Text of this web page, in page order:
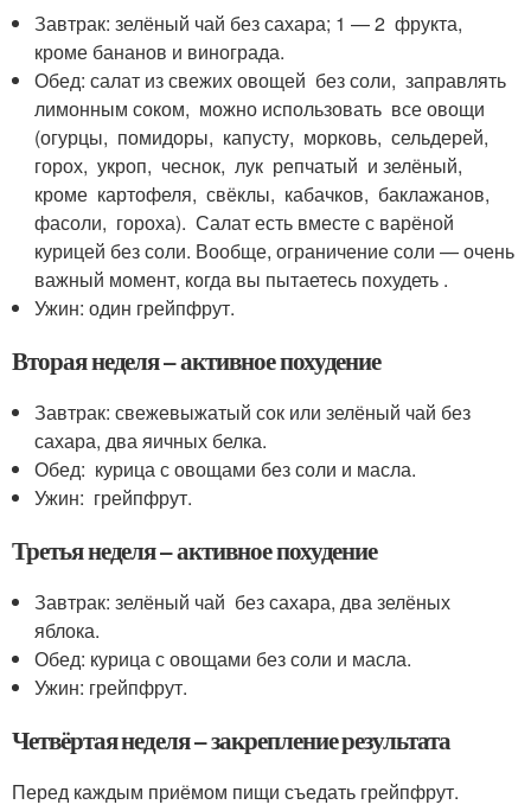
Завтрак: зелёный чай без сахара; 1 — 2 фрукта,
кроме бананов и винограда.
Обед: салат из свежих овощей без соли, заправлять
лимонным соком, можно использовать все овощи
(огурцы, помидоры, капусту, морковь, сельдерей,
горох, укроп, чеснок, лук репчатый и зелёный,
кроме картофеля, свёклы, кабачков, баклажанов,
фасоли, гороха). Салат есть вместе с варёной
курицей без соли. Вообще, ограничение соли — очень
важный момент, когда вы пытаетесь похудеть .
Ужин: один грейпфрут.
Вторая неделя – активное похудение
Завтрак: свежевыжатый сок или зелёный чай без
сахара, два яичных белка.
Обед: курица с овощами без соли и масла.
Ужин: грейпфрут.
Третья неделя – активное похудение
Завтрак: зелёный чай без сахара, два зелёных
яблока.
Обед: курица с овощами без соли и масла.
Ужин: грейпфрут.
Четвёртая неделя – закрепление результата
Перед каждым приёмом пищи съедать грейпфрут.